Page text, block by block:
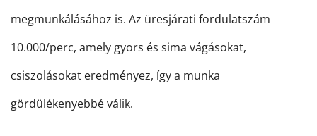
megmunkálásához is. Az üresjárati fordulatszám
10.000/perc, amely gyors és sima vágásokat,
csiszolásokat eredményez, így a munka
gördülékenyebbé válik.